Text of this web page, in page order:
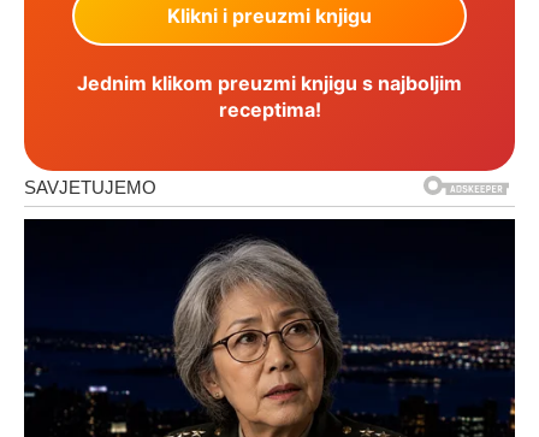
Jednim klikom preuzmi knjigu s najboljim
receptima!